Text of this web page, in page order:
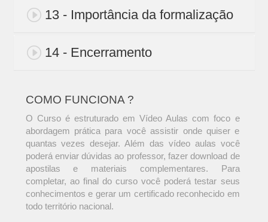
13 - Importância da formalização
14 - Encerramento
COMO FUNCIONA ?
O Curso é estruturado em Vídeo Aulas com foco e
abordagem prática para você assistir onde quiser e
quantas vezes desejar. Além das vídeo aulas você
poderá enviar dúvidas ao professor, fazer download de
apostilas e materiais complementares. Para
completar, ao final do curso você poderá testar seus
conhecimentos e gerar um certificado reconhecido em
todo território nacional.